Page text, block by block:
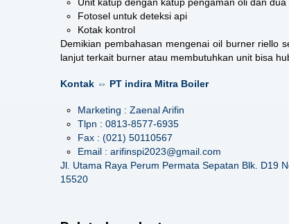
Unit katup dengan katup pengaman oli dan
Fotosel untuk deteksi api
Kotak kontrol
Demikian pembahasan mengenai oil burner riello
lanjut terkait burner atau membutuhkan unit bisa
Kontak ⇔ PT indira Mitra Boiler
Marketing : Zaenal Arifin
Tlpn : 0813-8577-6935
Fax : (021) 50110567
Email : arifinspi2023@gmail.com
Jl. Utama Raya Perum Permata Sepatan Blk. D19
15520